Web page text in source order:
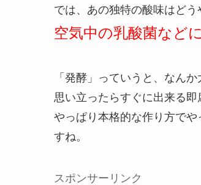
では、あの独特の酸味はどう
空気中の乳酸菌など
「発酵」っていうと、なん
思い立ったらすぐに出来る即
やっぱり本格的な作り方で
すね。
スポンサーリンク